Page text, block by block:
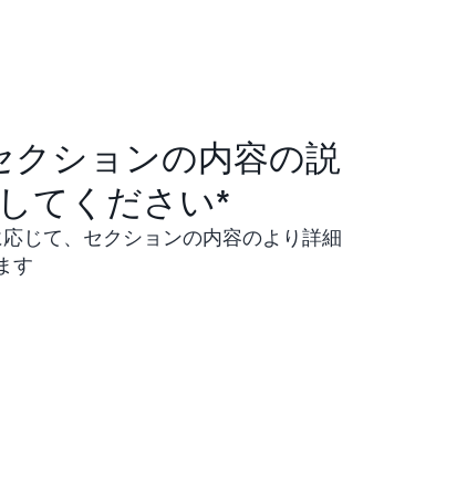
クションの内容の説
てください*
じて、セクションの内容のより詳細
す